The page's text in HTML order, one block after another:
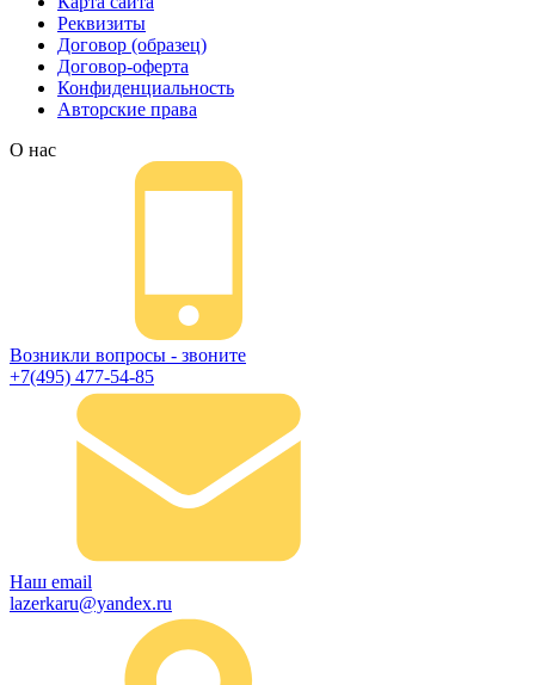
Реквизиты
Договор (образец)
Договор-оферта
Конфиденциальность
Авторские права
О нас
Возникли вопросы - звоните
+7(495) 477-54-85
Наш email
lazerkaru@yandex.ru